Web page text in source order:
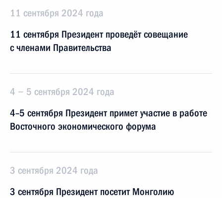
11 сентября 2024 года
11 сентября Президент проведёт совещание
с членами Правительства
4 − 5 сентября 2024 года
4–5 сентября Президент примет участие в работе
Восточного экономического форума
3 сентября 2024 года
3 сентября Президент посетит Монголию